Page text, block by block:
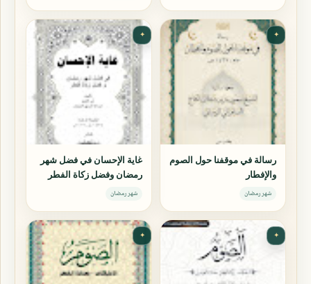
✦
رسالة في موقفنا حول الصوم
والإفطار
شهر رمضان
✦
غاية الإحسان في فضل شهر
رمضان وفضل زكاة الفطر
شهر رمضان
✦
✦